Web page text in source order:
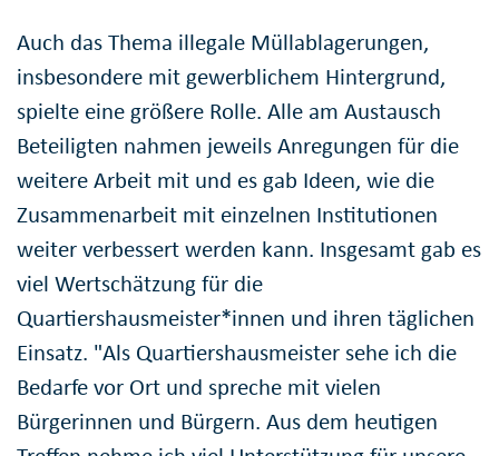
Auch das Thema illegale Müllablagerungen,
insbesondere mit gewerblichem Hintergrund,
spielte eine größere Rolle. Alle am Austausch
Beteiligten nahmen jeweils Anregungen für die
weitere Arbeit mit und es gab Ideen, wie die
Zusammenarbeit mit einzelnen Institutionen
weiter verbessert werden kann. Insgesamt gab es
viel Wertschätzung für die
Quartiershausmeister*innen und ihren täglichen
Einsatz. "Als Quartiershausmeister sehe ich die
Bedarfe vor Ort und spreche mit vielen
Bürgerinnen und Bürgern. Aus dem heutigen